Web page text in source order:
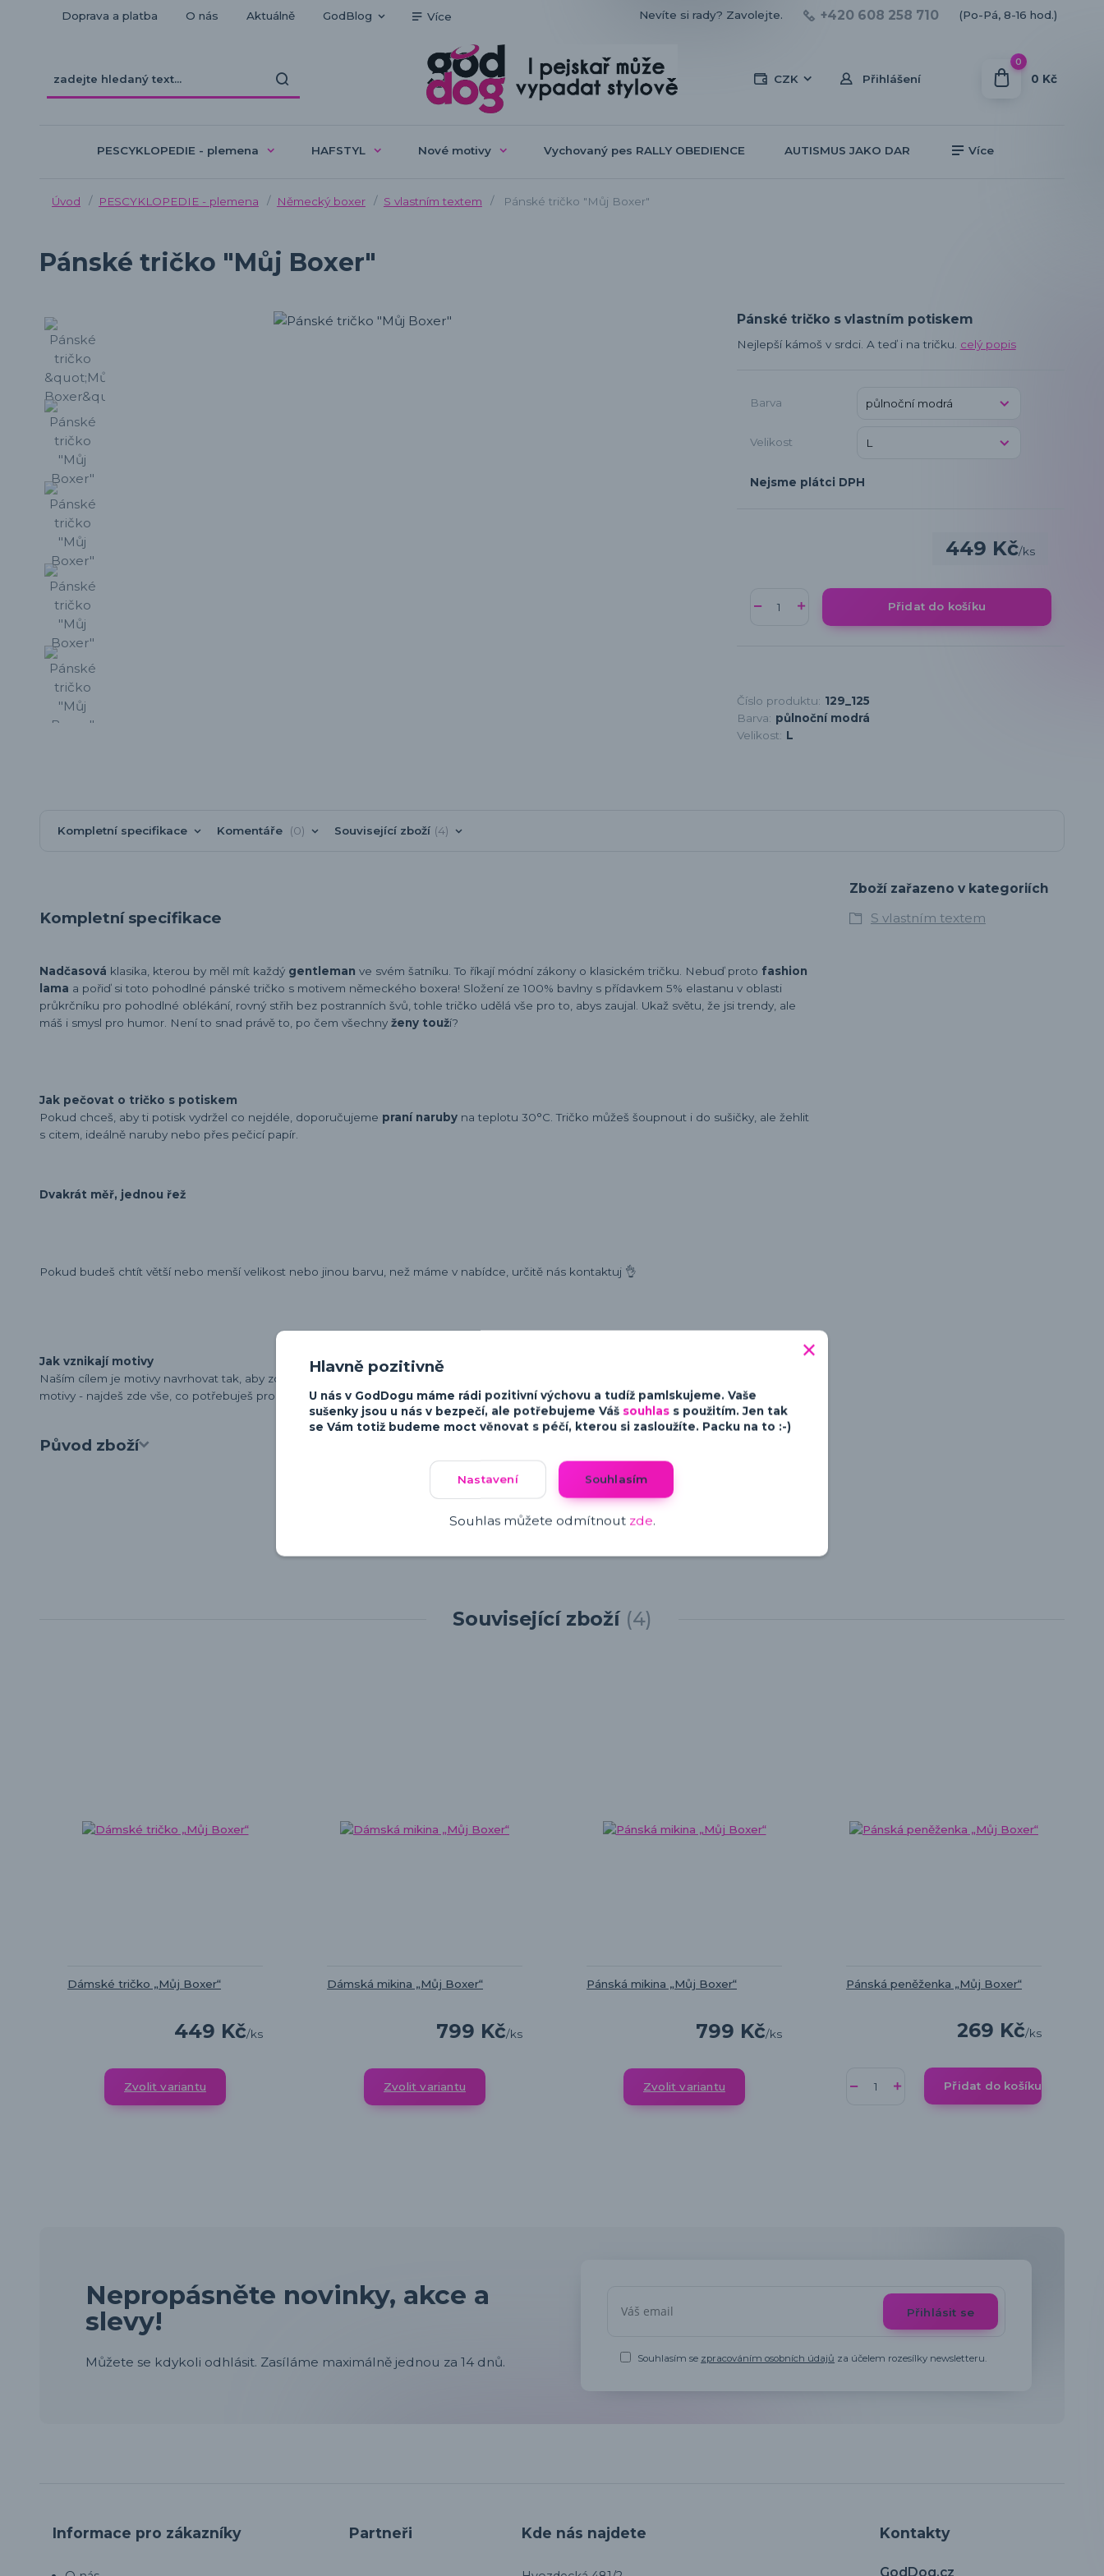
Doprava a platba O nás Aktuálně GodBlog Více
CZK Přihlášení
Nevíte si rady? Zavolejte. +420 608 258 710 (Po-Pá, 8-16 hod.)
0
0 Kč
PESCYKLOPEDIE - plemena HAFSTYL Nové motivy Vychovaný pes RALLY OBEDIENCE AUTISMUS JAKO DAR Více
Úvod PESCYKLOPEDIE - plemena Německý boxer S vlastním textem Pánské tričko "Můj Boxer"
Pánské tričko "Můj Boxer"
Pánské tričko s vlastním potiskem
Nejlepší kámoš v srdci. A teď i na tričku. celý popis
Barva
Velikost
Nejsme plátci DPH
449 Kč/ks
Přidat do košíku
Číslo produktu: 129_125
Barva: půlnoční modrá
Velikost: L
Kompletní specifikace Komentáře 0 Související zboží 4
Kompletní specifikace
Nadčasová klasika, kterou by měl mít každý gentleman ve svém šatníku. To říkají módní zákony o klasickém tričku. Nebuď proto fashion
lama a pořiď si toto pohodlné pánské tričko s motivem německého boxera! Složení ze 100% bavlny s přídavkem 5% elastanu v oblasti
průkrčníku pro pohodlné oblékání, rovný střih bez postranních švů, tohle tričko udělá vše pro to, abys zaujal. Ukaž světu, že jsi trendy, ale
máš i smysl pro humor. Není to snad právě to, po čem všechny ženy touží?
Jak pečovat o tričko s potiskem
Pokud chceš, aby ti potisk vydržel co nejdéle, doporučujeme praní naruby na teplotu 30°C. Tričko můžeš šoupnout i do sušičky, ale žehlit
s citem, ideálně naruby nebo přes pečicí papír.
Dvakrát měř, jednou řež
Pokud budeš chtít větší nebo menší velikost nebo jinou barvu, než máme v nabídce, určitě nás kontaktuj 👌
Jak vznikají motivy
Naším cílem je motivy navrhovat tak, aby zdůraznily osobnost a charakter psů. Od minimalistických a moderních designů po vtipné a hravé
motivy - najdeš zde vše, co potřebuješ pro vyjádření své lásky ke psům.
Původ zboží
Zboží zařazeno v kategoriích
S vlastním textem
Související zboží 4
Dámské tričko „Můj Boxer“
449 Kč/ks
Zvolit variantu
Dámská mikina „Můj Boxer“
799 Kč/ks
Zvolit variantu
Pánská mikina „Můj Boxer“
799 Kč/ks
Zvolit variantu
Pánská peněženka „Můj Boxer“
269 Kč/ks
Přidat do košíku
Nepropásněte novinky, akce a
slevy!
Můžete se kdykoli odhlásit. Zasíláme maximálně jednou za 14 dnů.
Přihlásit se
Souhlasím se zpracováním osobních údajů za účelem rozesílky newsletteru.
Informace pro zákazníky Partneři Kde nás najdete Kontakty
GodDog.cz
Hlavně pozitivně
U nás v GodDogu máme rádi pozitivní výchovu a tudíž pamlskujeme. Vaše
sušenky jsou u nás v bezpečí, ale potřebujeme Váš souhlas s použitím. Jen tak
se Vám totiž budeme moct věnovat s péčí, kterou si zasloužíte. Packu na to :-)
Nastavení Souhlasím
Souhlas můžete odmítnout zde.